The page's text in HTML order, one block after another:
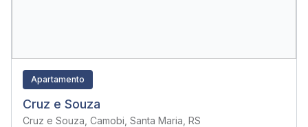
Apartamento
Cruz e Souza
Cruz e Souza, Camobi, Santa Maria, RS